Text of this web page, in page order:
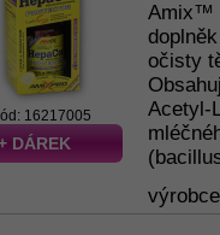
16217005
DÁREK
Amix™
očisty
Acetyl-